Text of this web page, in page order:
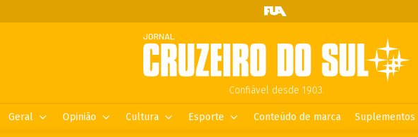
Confiável desde 1903.
Geral Opinião Cultura Esporte Conteúdo de marca Suplementos